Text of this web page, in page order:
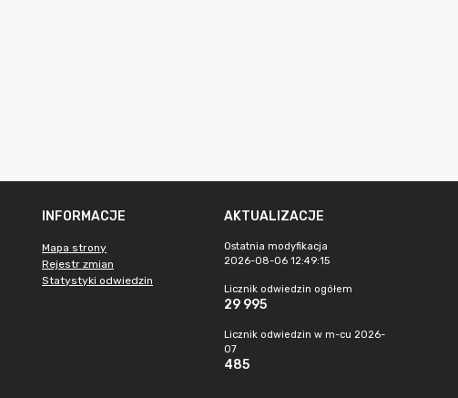
INFORMACJE
Mapa strony
Rejestr zmian
Statystyki odwiedzin
AKTUALIZACJE
Ostatnia modyfikacja
2026-08-06 12:49:15
Licznik odwiedzin ogółem
29 995
Licznik odwiedzin w m-cu 2026-
07
485